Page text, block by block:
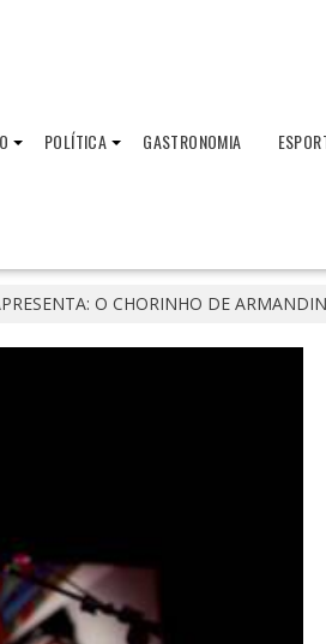
POLÍTICA GASTRONOMIA
O CHORINHO DE